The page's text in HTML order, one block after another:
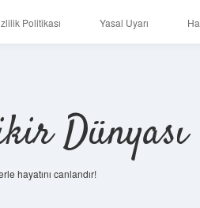
Politikası Yasal Uyarı
Dünyası
hayatını canlandır!